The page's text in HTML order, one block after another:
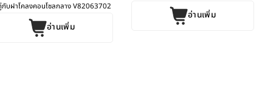
กับฝาโคลงคอนโซลกลาง V82063702
อ่านเพิ่ม
อ่านเพิ่ม